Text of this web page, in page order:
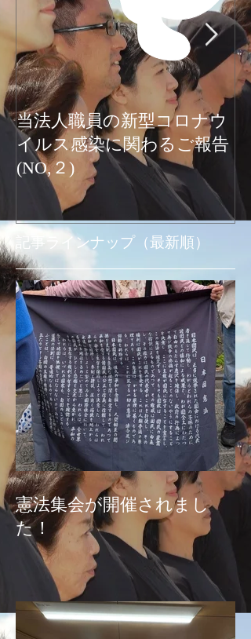
当法人職員の新型コロナウ
イルス感染に関わるご報告
(NO,２)
記事ラインナップ（最新順）
憲法集会が開催されまし
た！